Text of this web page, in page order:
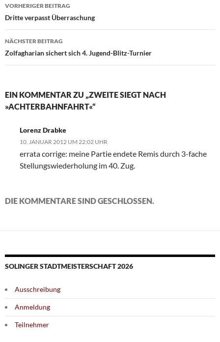
VORHERIGER BEITRAG
Dritte verpasst Überraschung
NÄCHSTER BEITRAG
Zolfagharian sichert sich 4. Jugend-Blitz-Turnier
EIN KOMMENTAR ZU „ZWEITE SIEGT NACH
»ACHTERBAHNFAHRT«“
Lorenz Drabke
10. JANUAR 2012 UM 22:02 UHR
errata corrige: meine Partie endete Remis durch 3-fache
Stellungswiederholung im 40. Zug.
DIE KOMMENTARE SIND GESCHLOSSEN.
SOLINGER STADTMEISTERSCHAFT 2026
Ausschreibung
Anmeldung
Teilnehmer